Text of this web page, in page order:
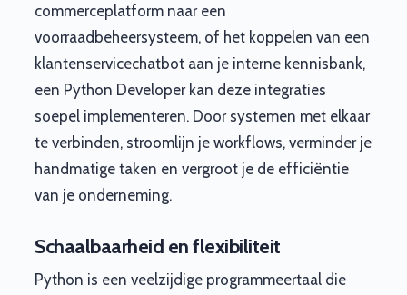
commerceplatform naar een
voorraadbeheersysteem, of het koppelen van een
klantenservicechatbot aan je interne kennisbank,
een Python Developer kan deze integraties
soepel implementeren. Door systemen met elkaar
te verbinden, stroomlijn je workflows, verminder je
handmatige taken en vergroot je de efficiëntie
van je onderneming.
Schaalbaarheid en flexibiliteit
Python is een veelzijdige programmeertaal die